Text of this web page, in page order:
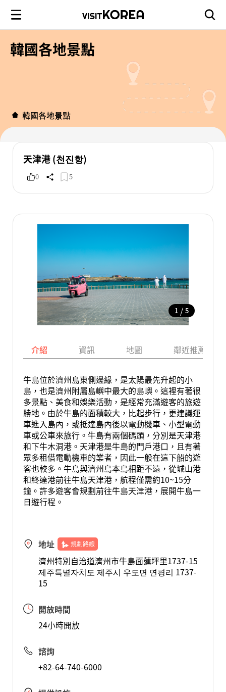
韓國各地景點
韓國各地景點
天津港 (천진항)
0 5
1 / 5
介紹 資訊 地圖 鄰近推薦景點
牛島位於濟州島東側邊緣，是太陽最先升起的小
島，也是濟州附屬島嶼中最大的島嶼。這裡有著很
多景點、美食和娛樂活動，是經常充滿遊客的旅遊
勝地。由於牛島的面積較大，比起步行，更建議運
車進入島內，或抵達島內後以電動機車、小型電動
車或公車來旅行。牛島有兩個碼頭，分別是天津港
和下牛木洞港。天津港是牛島的門戶港口，且有著
眾多租借電動機車的業者，因此一般在這下船的遊
客也較多。牛島與濟州島本島相距不遠，從城山港
和終達港前往牛島天津港，航程僅需約10~15分
鐘。許多遊客會規劃前往牛島天津港，展開牛島一
日遊行程。
地址 規劃路線
濟州特別自治道濟州市牛島面蓮坪里1737-15
제주특별자치도 제주시 우도면 연평리 1737-
15
開放時間
24小時開放
諮詢
+82-64-740-6000